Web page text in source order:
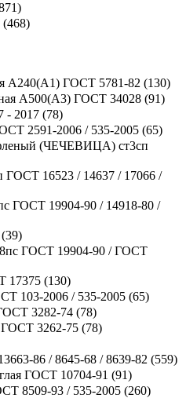
)
(468)
А240(А1) ГОСТ 5781-82 (130)
А500(А3) ГОСТ 34028 (91)
- 2017 (78)
2591-2006 / 535-2005 (65)
(ЧЕЧЕВИЦА) ст3сп
ГОСТ 16523 / 14637 / 17066 /
ГОСТ 19904-90 / 14918-80 /
39)
ГОСТ 19904-90 / ГОСТ
17375 (130)
103-2006 / 535-2005 (65)
3282-74 (78)
ГОСТ 3262-75 (78)
86 / 8645-68 / 8639-82 (559)
ГОСТ 10704-91 (91)
8509-93 / 535-2005 (260)